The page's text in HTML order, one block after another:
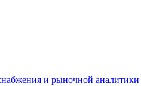
и рыночной аналитики